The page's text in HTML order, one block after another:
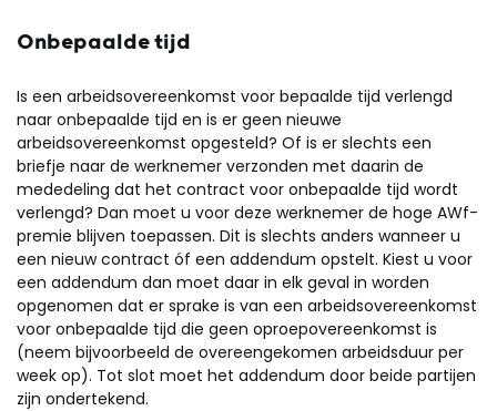
Onbepaalde tijd
Is een arbeidsovereenkomst voor bepaalde tijd verlengd
naar onbepaalde tijd en is er geen nieuwe
arbeidsovereenkomst opgesteld? Of is er slechts een
briefje naar de werknemer verzonden met daarin de
mededeling dat het contract voor onbepaalde tijd wordt
verlengd? Dan moet u voor deze werknemer de hoge AWf-
premie blijven toepassen. Dit is slechts anders wanneer u
een nieuw contract óf een addendum opstelt. Kiest u voor
een addendum dan moet daar in elk geval in worden
opgenomen dat er sprake is van een arbeidsovereenkomst
voor onbepaalde tijd die geen oproepovereenkomst is
(neem bijvoorbeeld de overeengekomen arbeidsduur per
week op). Tot slot moet het addendum door beide partijen
zijn ondertekend.